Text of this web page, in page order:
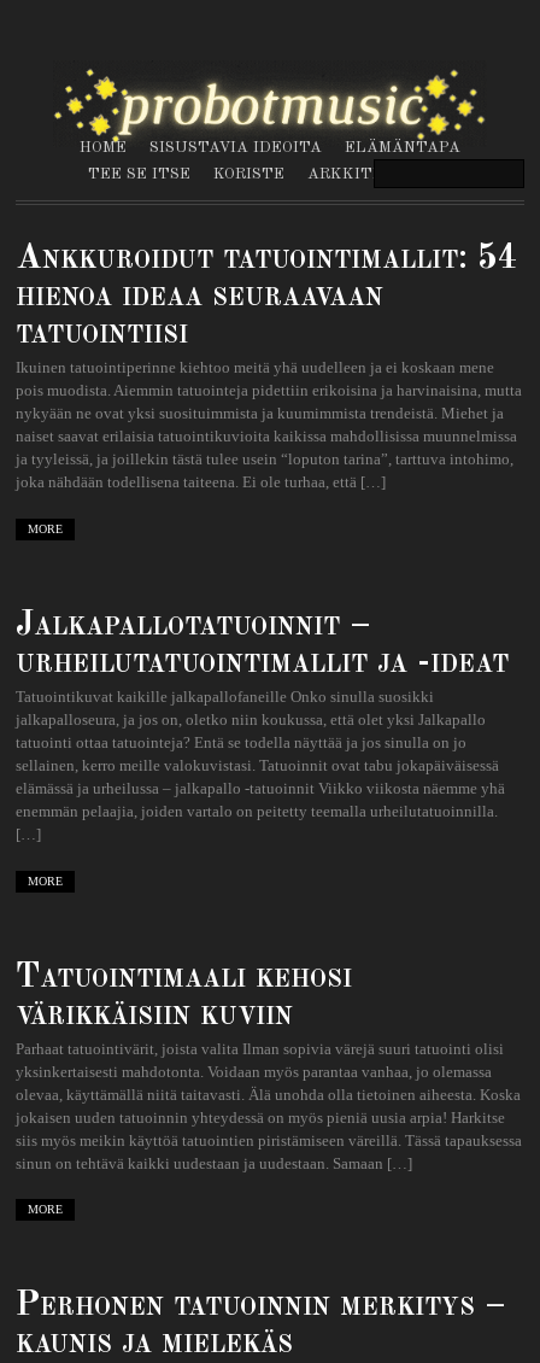
HOME SISUSTAVIA IDEOITA
ELÄMÄNTAPA
TEE SE ITSE
KORISTE ARKKITEHTUURI
Ankkuroidut tatuointimallit: 54
hienoa ideaa seuraavaan
tatuointiisi
Ikuinen tatuointiperinne kiehtoo meitä yhä uudelleen ja ei koskaan mene
pois muodista. Aiemmin tatuointeja pidettiin erikoisina ja harvinaisina, mutta
nykyään ne ovat yksi suosituimmista ja kuumimmista trendeistä. Miehet ja
naiset saavat erilaisia ​​tatuointikuvioita kaikissa mahdollisissa muunnelmissa
ja tyyleissä, ja joillekin tästä tulee usein “loputon tarina”, tarttuva intohimo,
joka nähdään todellisena taiteena. Ei ole turhaa, että […]
MORE
Jalkapallotatuoinnit –
urheilutatuointimallit ja -ideat
Tatuointikuvat kaikille jalkapallofaneille Onko sinulla suosikki
jalkapalloseura, ja jos on, oletko niin koukussa, että olet yksi Jalkapallo
tatuointi ottaa tatuointeja? Entä se todella näyttää ja jos sinulla on jo
sellainen, kerro meille valokuvistasi. Tatuoinnit ovat tabu jokapäiväisessä
elämässä ja urheilussa – jalkapallo -tatuoinnit Viikko viikosta näemme yhä
enemmän pelaajia, joiden vartalo on peitetty teemalla urheilutatuoinnilla.
[…]
MORE
Tatuointimaali kehosi
värikkäisiin kuviin
Parhaat tatuointivärit, joista valita Ilman sopivia värejä suuri tatuointi olisi
yksinkertaisesti mahdotonta. Voidaan myös parantaa vanhaa, jo olemassa
olevaa, käyttämällä niitä taitavasti. Älä unohda olla tietoinen aiheesta. Koska
jokaisen uuden tatuoinnin yhteydessä on myös pieniä uusia arpia! Harkitse
siis myös meikin käyttöä tatuointien piristämiseen väreillä. Tässä tapauksessa
sinun on tehtävä kaikki uudestaan ​​ja uudestaan. Samaan […]
MORE
Perhonen tatuoinnin merkitys –
kaunis ja mielekäs